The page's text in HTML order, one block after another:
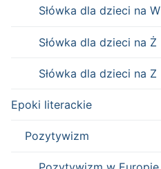
Słówka dla dzieci na W
Słówka dla dzieci na Ż
Słówka dla dzieci na Z
Epoki literackie
Pozytywizm